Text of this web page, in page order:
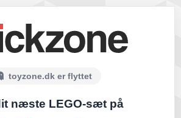
toyzone.dk er flyttet
næste LEGO-sæt på